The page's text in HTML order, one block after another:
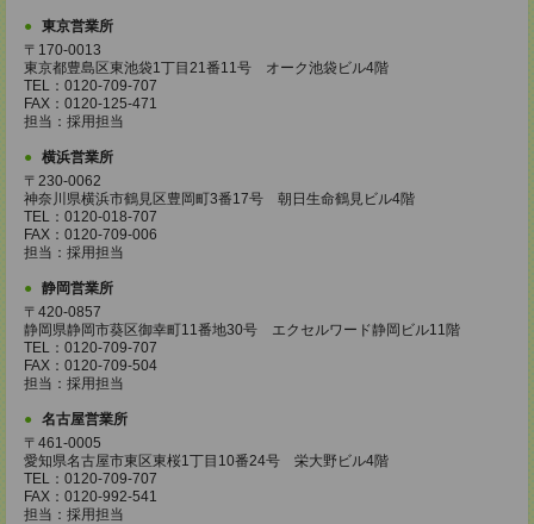
東京営業所
〒170-0013
東京都豊島区東池袋1丁目21番11号 オーク池袋ビル4階
TEL：0120-709-707
FAX：0120-125-471
担当：採用担当
横浜営業所
〒230-0062
神奈川県横浜市鶴見区豊岡町3番17号 朝日生命鶴見ビル4階
TEL：0120-018-707
FAX：0120-709-006
担当：採用担当
静岡営業所
〒420-0857
静岡県静岡市葵区御幸町11番地30号 エクセルワード静岡ビル11階
TEL：0120-709-707
FAX：0120-709-504
担当：採用担当
名古屋営業所
〒461-0005
愛知県名古屋市東区東桜1丁目10番24号 栄大野ビル4階
TEL：0120-709-707
FAX：0120-992-541
担当：採用担当